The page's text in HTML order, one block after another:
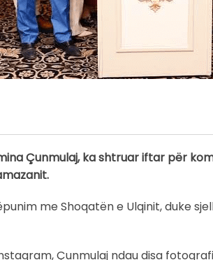
Çunmulaj, ka shtruar iftar për
me Shoqatën e Ulqinit, duke
Çunmulaj ndau disa